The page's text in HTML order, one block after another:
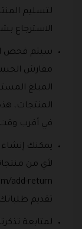
لتسليم
الاسترجاع
سيتم فحص
مفارش
المنتجات،
في أقرب
يمكنك إنشاء
لأي من
تقديم
لمتابعة